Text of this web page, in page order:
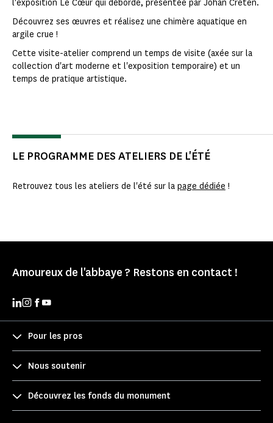
l'exposition Le Cœur qui déborde, présentée par Johan Creten.
Découvrez ses œuvres et réalisez une chimère aquatique en
argile crue !
Cette visite-atelier comprend un temps de visite (axée sur la
collection d'art moderne et l'exposition temporaire) et un
temps de pratique artistique.
LE PROGRAMME DES ATELIERS DE L'ÉTÉ
Retrouvez tous les ateliers de l'été sur la page dédiée !
Amoureux de l'abbaye ? Restons en contact !
Pour les pros
Nous soutenir
Découvrez les fonds du monument